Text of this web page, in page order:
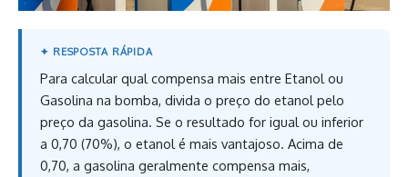
Para calcular qual compensa mais entre Etanol ou
Gasolina na bomba, divida o preço do etanol pelo
preço da gasolina. Se o resultado for igual ou inferior
a 0,70 (70%), o etanol é mais vantajoso. Acima de
0,70, a gasolina geralmente compensa mais,